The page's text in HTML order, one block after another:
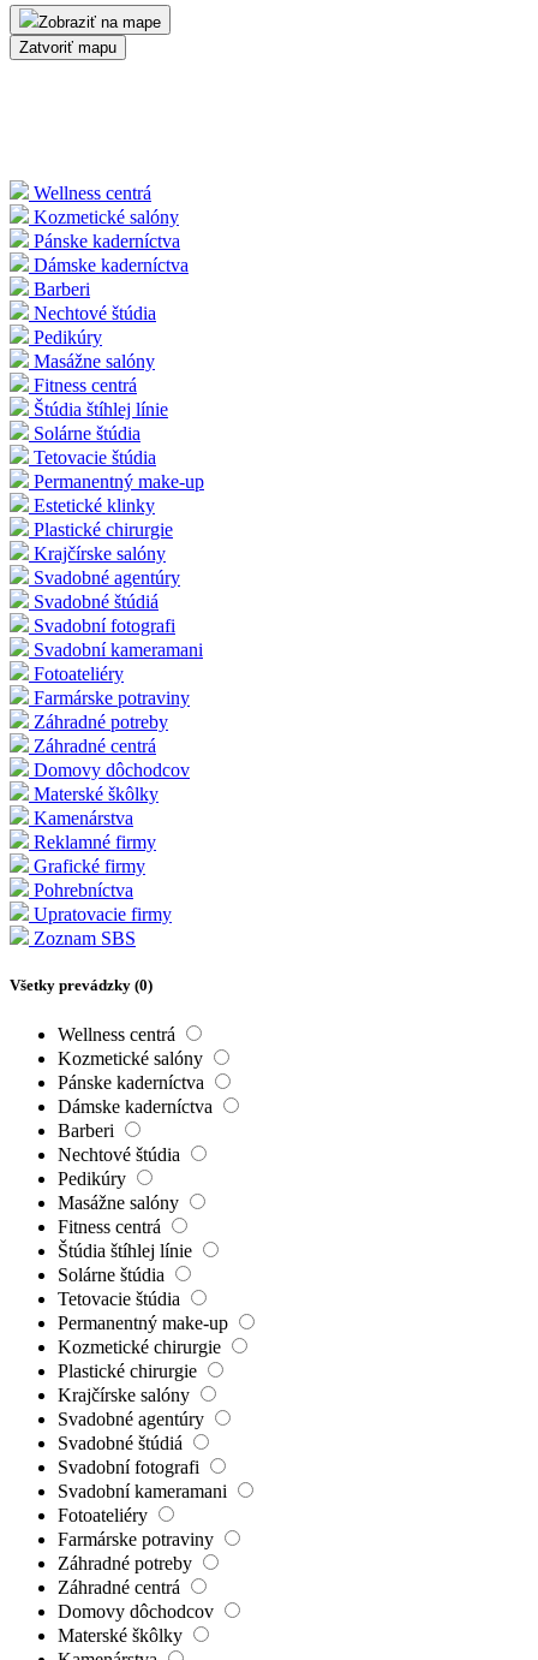
Zobraziť na mape
Zatvoriť mapu
Wellness centrá
Kozmetické salóny
Pánske kaderníctva
Dámske kaderníctva
Barberi
Nechtové štúdia
Pedikúry
Masážne salóny
Fitness centrá
Štúdia štíhlej línie
Solárne štúdia
Tetovacie štúdia
Permanentný make-up
Estetické klinky
Plastické chirurgie
Krajčírske salóny
Svadobné agentúry
Svadobné štúdiá
Svadobní fotografi
Svadobní kameramani
Fotoateliéry
Farmárske potraviny
Záhradné potreby
Záhradné centrá
Domovy dôchodcov
Materské škôlky
Kamenárstva
Reklamné firmy
Grafické firmy
Pohrebníctva
Upratovacie firmy
Zoznam SBS
Všetky prevádzky (0)
Wellness centrá
Kozmetické salóny
Pánske kaderníctva
Dámske kaderníctva
Barberi
Nechtové štúdia
Pedikúry
Masážne salóny
Fitness centrá
Štúdia štíhlej línie
Solárne štúdia
Tetovacie štúdia
Permanentný make-up
Kozmetické chirurgie
Plastické chirurgie
Krajčírske salóny
Svadobné agentúry
Svadobné štúdiá
Svadobní fotografi
Svadobní kameramani
Fotoateliéry
Farmárske potraviny
Záhradné potreby
Záhradné centrá
Domovy dôchodcov
Materské škôlky